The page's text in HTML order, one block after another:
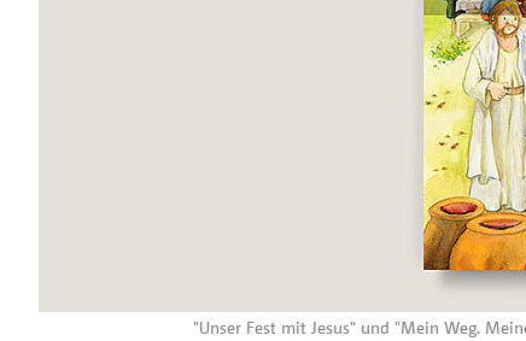
"Unser Fest mit Jesus" und "Mein Weg.